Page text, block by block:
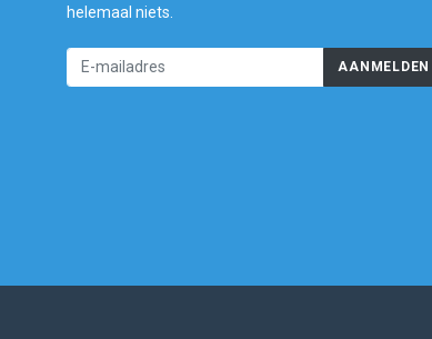
helemaal niets.
AANMELDEN